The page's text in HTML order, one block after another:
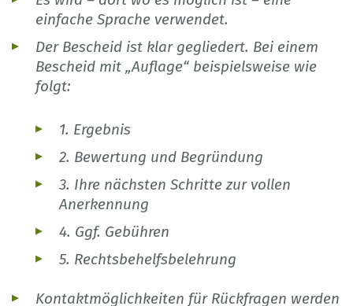
einfache Sprache verwendet.
Der Bescheid ist klar gegliedert. Bei einem
Bescheid mit „Auflage“ beispielsweise wie
folgt:
1. Ergebnis
2. Bewertung und Begründung
3. Ihre nächsten Schritte zur vollen
Anerkennung
4. Ggf. Gebühren
5. Rechtsbehelfsbelehrung
Kontaktmöglichkeiten für Rückfragen werden